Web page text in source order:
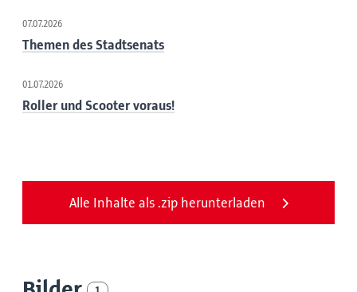
07.07.2026
Themen des Stadtsenats
01.07.2026
Roller und Scooter voraus!
Alle Inhalte als .zip herunterladen